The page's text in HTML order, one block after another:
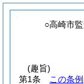
○高崎市
(趣旨)
第1条
この条例